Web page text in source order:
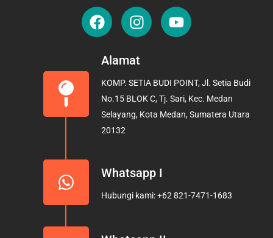
F
a
e
o
o
k
I
n
t
g
r
a
Y
o
b
e
Alamat
KOMP. SETIA BUDI POINT, Jl. Setia Budi
No.15 BLOK C, Tj. Sari, Kec. Medan
Selayang, Kota Medan, Sumatera Utara
20132
Whatsapp I
Hubungi kami: +62 821-7471-1683